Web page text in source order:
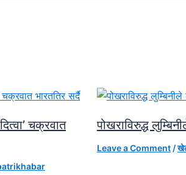
चक्रवात
पोखराविरुद्ध
Leave a Comment /